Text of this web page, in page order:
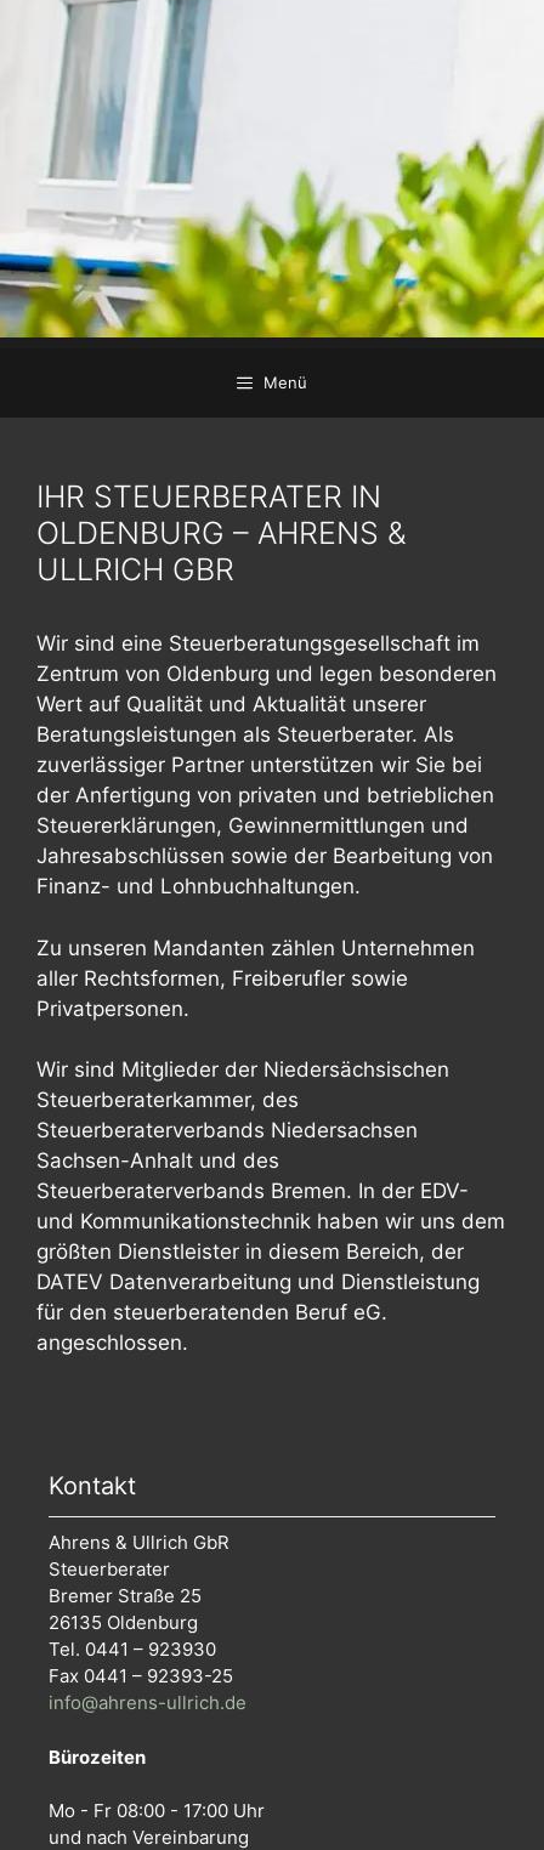
Menü
IHR STEUERBERATER IN
OLDENBURG – AHRENS &
ULLRICH GBR
Wir sind eine Steuerberatungsgesellschaft im
Zentrum von Oldenburg und legen besonderen
Wert auf Qualität und Aktualität unserer
Beratungsleistungen als Steuerberater. Als
zuverlässiger Partner unterstützen wir Sie bei
der Anfertigung von privaten und betrieblichen
Steuererklärungen, Gewinnermittlungen und
Jahresabschlüssen sowie der Bearbeitung von
Finanz- und Lohnbuchhaltungen.
Zu unseren Mandanten zählen Unternehmen
aller Rechtsformen, Freiberufler sowie
Privatpersonen.
Wir sind Mitglieder der Niedersächsischen
Steuerberaterkammer, des
Steuerberaterverbands Niedersachsen
Sachsen-Anhalt und des
Steuerberaterverbands Bremen. In der EDV-
und Kommunikationstechnik haben wir uns dem
größten Dienstleister in diesem Bereich, der
DATEV Datenverarbeitung und Dienstleistung
für den steuerberatenden Beruf eG.
angeschlossen.
Kontakt
Ahrens & Ullrich GbR
Steuerberater
Bremer Straße 25
26135 Oldenburg
Tel. 0441 – 923930
Fax 0441 – 92393-25
info@ahrens-ullrich.de
Bürozeiten
Mo - Fr 08:00 - 17:00 Uhr
und nach Vereinbarung